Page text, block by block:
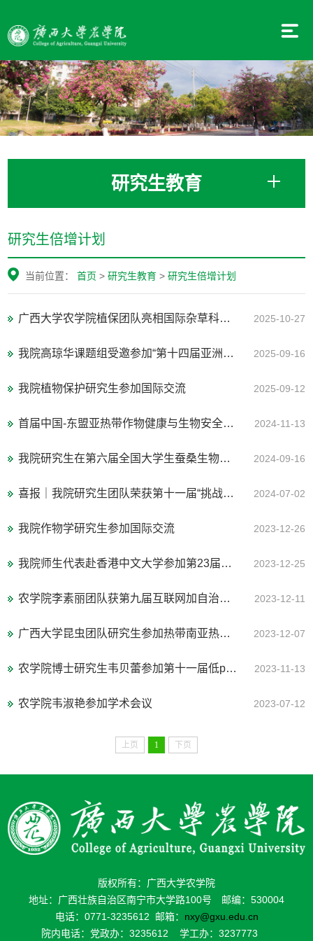
研究生教育
研究生倍增计划
当前位置：首页 >研究生教育 >研究生倍增计划
广西大学农学院植保团队亮相国际杂草科学联合大会 2025-10-27
我院高琼华课题组受邀参加“第十四届亚洲蚂蚁研究国际论坛”并作报告 2025-09-16
我院植物保护研究生参加国际交流 2025-09-12
首届中国-东盟亚热带作物健康与生物安全研究生创新论坛成功举办 2024-11-13
我院研究生在第六届全国大学生蚕桑生物技术创新大赛中荣获佳绩 2024-09-16
喜报｜我院研究生团队荣获第十一届“挑战杯”广西大学生创业计划竞赛金奖 2024-07-02
我院作物学研究生参加国际交流 2023-12-26
我院师生代表赴香港中文大学参加第23届海峡两岸暨港澳环境资源与生态保育学术研讨会并在会上作报告，学生代表荣获优秀学术报告奖项 2023-12-25
农学院李素丽团队获第九届互联网加自治区金奖 2023-12-11
广西大学昆虫团队研究生参加热带南亚热带昆虫资源与害虫防治第三届学术研讨会并获奖 2023-12-07
农学院博士研究生韦贝蕾参加第十一届低pH值下植物-土壤相互作用国际会议 2023-11-13
农学院韦淑艳参加学术会议 2023-07-12
上页 1 下页
版权所有：广西大学农学院
地址：广西壮族自治区南宁市大学路100号 邮编：530004
电话：0771-3235612 邮箱： nxy@gxu.edu.cn
院内电话：党政办：3235612 学工办：3237773